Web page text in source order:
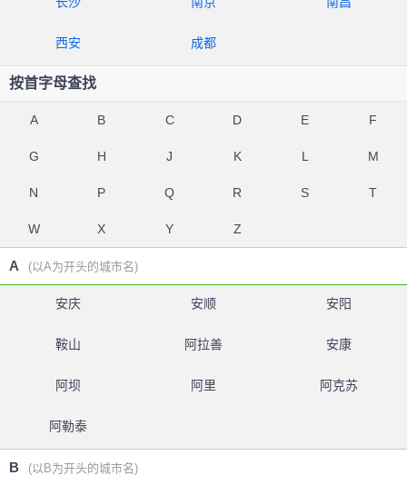
西安 成都
按首字母查找
A B C D E F
G H J K L M
N P Q R S T
W X Y Z
A (以A为开头的城市名)
安庆 安顺 安阳
鞍山 阿拉善 安康
阿坝 阿里 阿克苏
阿勒泰
B (以B为开头的城市名)